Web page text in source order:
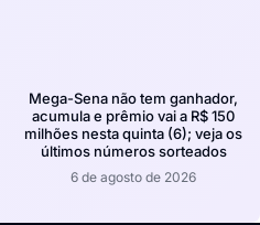
Mega-Sena não tem ganhador,
acumula e prêmio vai a R$ 150
milhões nesta quinta (6); veja os
últimos números sorteados
6 de agosto de 2026